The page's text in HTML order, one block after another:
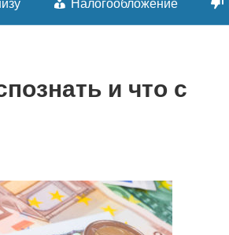
Налогообложение
и что с